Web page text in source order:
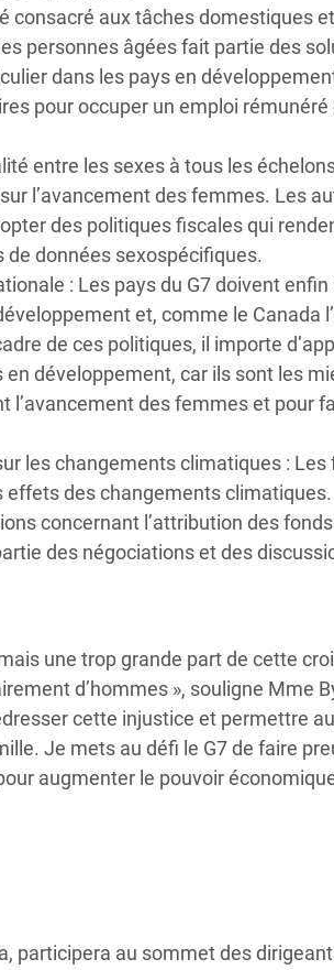
consacré aux tâches domestiques
personnes âgées fait partie des
dans les pays en
pour occuper un emploi rémunéré
entre les sexes à tous les
l’avancement des femmes. Les
des politiques fiscales qui
données sexospécifiques.
: Les pays du G7 doivent
et, comme le Canada
de ces politiques, il importe
développement, car ils sont les
l’avancement des femmes et pour
les changements climatiques : Les
des changements
concernant l’attribution des
des négociations et des
une trop grande part de cette
d’hommes », souligne Mme
cette injustice et permettre
Je mets au défi le G7 de faire
augmenter le pouvoir
participera au sommet des